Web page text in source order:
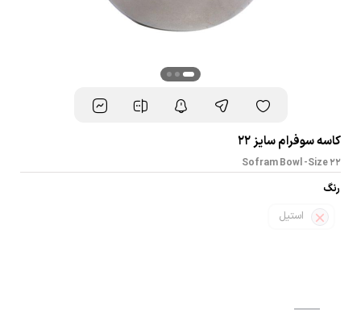
کاسه سوفرام سایز 22
Sofram Bowl -Size 22
رنگ
استیل